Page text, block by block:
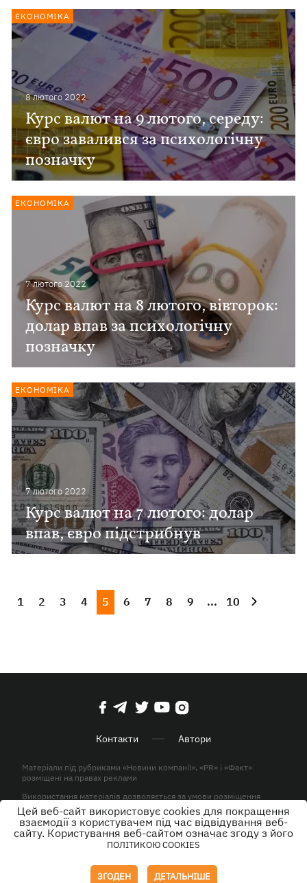
8 лютого 2022
Курс валют на 9 лютого, середу:
євро завалився за психологічну
позначку
ЕКОНОМІКА
7 лютого 2022
Курс валют на 8 лютого, вівторок:
долар впав за психологічну
позначку
ЕКОНОМІКА
7 лютого 2022
Курс валют на 7 лютого: долар
впав, євро підстрибнув
ЕКОНОМІКА
1 2 3 4 5 6 7 8 9 ... 10
Контакти Автори
Матеріали під рубриками «Новини компанії», «PR» і «Факт»
розміщені на правах реклами
Використання матеріалів дозволяється за умови розміщення
активного гіперпосилання на KP.UA в першому абзаці.
© ТОВ «ЮЛАВ МЕДІА» 2026. Всі права захищені.
Цей веб-сайт використовує cookies для покращення
взаємодії з користувачем під час відвідування веб-
сайту. Користування веб-сайтом означає згоду з його
ПОЛІТИКОЮ COOKIES
ЗГОДЕН ДЕТАЛЬНІШЕ